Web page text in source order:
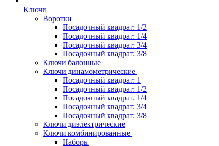
Ключи
Воротки
Посадочный квадрат: 1/2
Посадочный квадрат: 1/4
Посадочный квадрат: 3/4
Посадочный квадрат: 3/8
Ключи балонные
Ключи динамометрические
Посадочный квадрат: 1
Посадочный квадрат: 1/2
Посадочный квадрат: 1/4
Посадочный квадрат: 3/4
Посадочный квадрат: 3/8
Ключи диэлектрические
Ключи комбинированные
Наборы